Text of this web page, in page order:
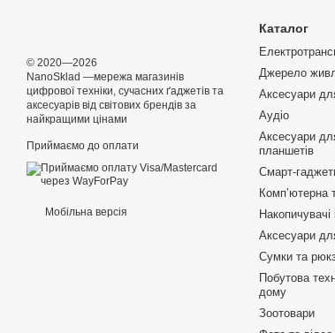
© 2020—2026
NanoSklad —мережа магазинів
цифрової техніки, сучасних ґаджетів та
аксесуарів від світових брендів за
найкращими цінами
Приймаємо до оплати
Мобільна версія
Каталог
Джерело
Аксесуари
Аудіо
Аксесуари
планшетів
Смарт-
Компʼютерна
Накопичувачі
Аксесуари
Сумки та
Побутова
дому
Зоотовари